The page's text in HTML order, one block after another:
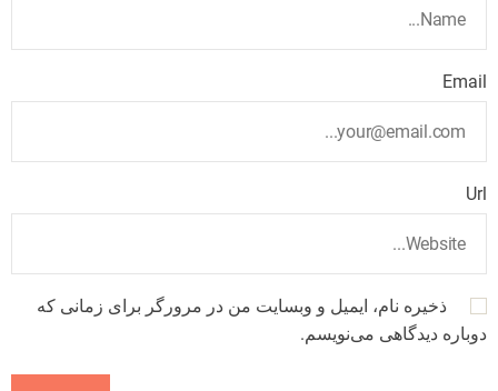
Email
Url
ذخیره نام، ایمیل و وبسایت من در مرورگر برای زمانی که
دوباره دیدگاهی می‌نویسم.